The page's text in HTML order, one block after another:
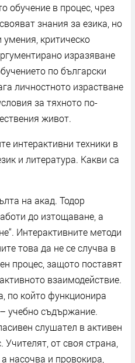
обучение в процес, чрез
знания за езика, но
критическо
изразяване
по български
личностното израстване
за тяхното по-
живот.
интерактивни техники в
и литература. Какви са
на акад. Тодор
до изтощаване, а
Интерактивните методи
това да не се случва в
процес, защото поставят
взаимодействие.
по който функционира
учебно съдържание.
слушател в активен
от своя страна,
насочва и провокира,